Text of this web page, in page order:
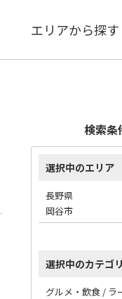
エリアから探す
検索条
選択中のエリア
長野県
岡谷市
選択中のカテゴ
グルメ・飲食 / ラ